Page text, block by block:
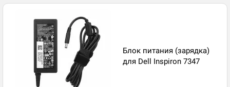
Блок питания (зарядка)
для Dell Inspiron 7347